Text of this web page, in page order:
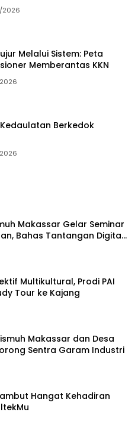
Melalui Sistem: Peta
Memberantas KKN
Berkedok
Makassar Gelar Seminar
Bahas Tantangan Digital
Multikultural, Prodi PAI
Tour ke Kajang
Makassar dan Desa
Sentra Garam Industri
Hangat Kehadiran